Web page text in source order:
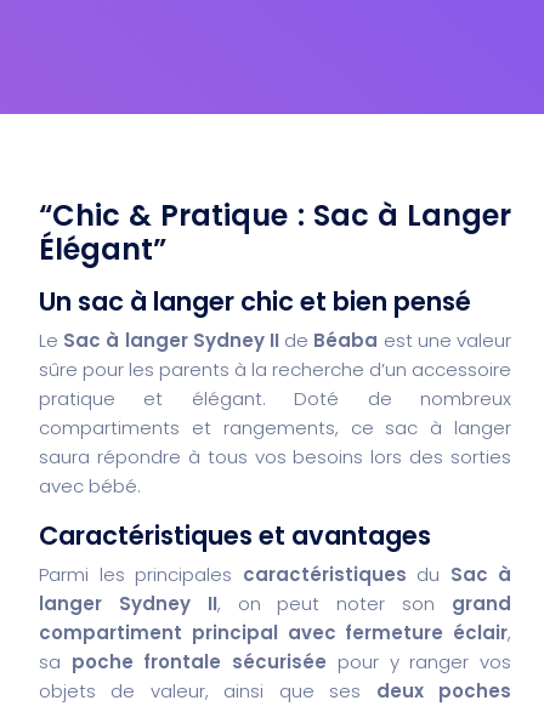
“Chic & Pratique : Sac à Langer
Élégant”
Un sac à langer chic et bien pensé
Le Sac à langer Sydney II de Béaba est une valeur
sûre pour les parents à la recherche d’un accessoire
pratique et élégant. Doté de nombreux
compartiments et rangements, ce sac à langer
saura répondre à tous vos besoins lors des sorties
avec bébé.
Caractéristiques et avantages
Parmi les principales caractéristiques du Sac à
langer Sydney II, on peut noter son grand
compartiment principal avec fermeture éclair,
sa poche frontale sécurisée pour y ranger vos
objets de valeur, ainsi que ses deux poches